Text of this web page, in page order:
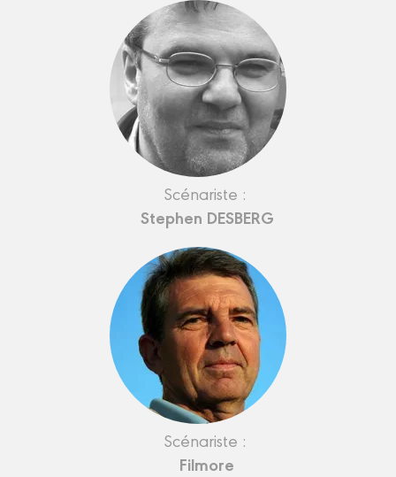
Scénariste :
Stephen DESBERG
Scénariste :
Filmore